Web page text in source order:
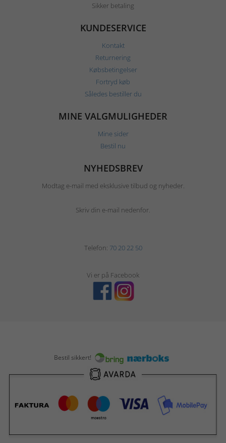
Sikker betaling
KUNDESERVICE
Kontakt
Returnering
Købsbetingelser
Fortryd køb
Således bestiller du
MINE VALGMULIGHEDER
Mine sider
Bestil nu
NYHEDSBREV
Modtag e-mail med eksklusive tilbud og nyheder.
Skriv din e-mail nedenfor.
Telefon: 70 20 22 50
Vi er på Facebook
Bestil sikkert!